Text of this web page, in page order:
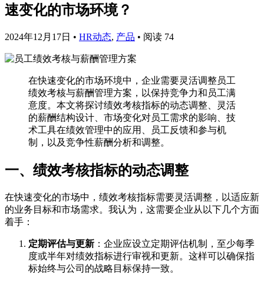
速变化的市场环境？
2024年12月17日 • HR动态, 产品 • 阅读 74
在快速变化的市场环境中，企业需要灵活调整员工
绩效考核与薪酬管理方案，以保持竞争力和员工满
意度。本文将探讨绩效考核指标的动态调整、灵活
的薪酬结构设计、市场变化对员工需求的影响、技
术工具在绩效管理中的应用、员工反馈和参与机
制，以及竞争性薪酬分析和调整。
一、绩效考核指标的动态调整
在快速变化的市场中，绩效考核指标需要灵活调整，以适应新
的业务目标和市场需求。我认为，这需要企业从以下几个方面
着手：
定期评估与更新 ：企业应设立定期评估机制，至少每季
度或半年对绩效指标进行审视和更新。这样可以确保指
标始终与公司的战略目标保持一致。